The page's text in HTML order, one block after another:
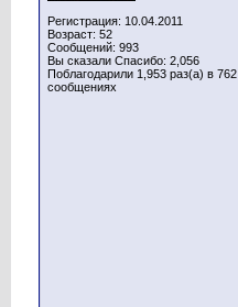
Регистрация: 10.04.2011
Возраст: 52
Сообщений: 993
Вы сказали Спасибо: 2,056
Поблагодарили 1,953 раз(а) в 762
сообщениях